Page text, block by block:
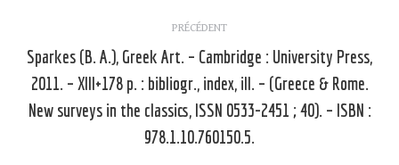
article
PRÉCÉDENT
Article
précédent
:
Sparkes (B. A.), Greek Art. – Cambridge : University Press,
2011. – XIII+178 p. : bibliogr., index, ill. – (Greece & Rome.
New surveys in the classics, ISSN 0533-2451 ; 40). – ISBN :
978.1.10.760150.5.